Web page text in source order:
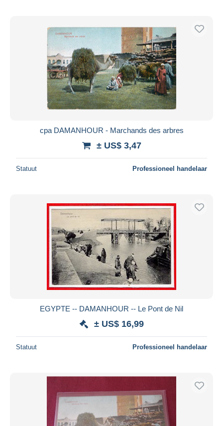
cpa DAMANHOUR - Marchands des arbres
± US$ 3,47
Statuut Professioneel handelaar
EGYPTE -- DAMANHOUR -- Le Pont de Nil
± US$ 16,99
Statuut Professioneel handelaar